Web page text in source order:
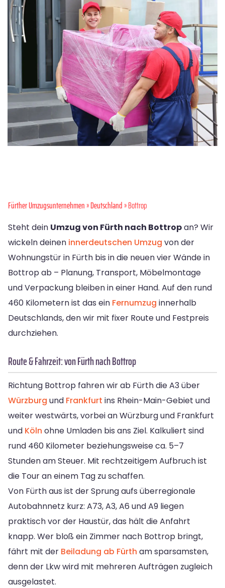
Fürther Umzugsunternehmen»Deutschland» Bottrop
Steht dein Umzug von Fürth nach Bottropan? Wir
wickeln deinen innerdeutschen Umzug von der
Wohnungstür in Fürth bis in die neuen vier Wände in
Bottrop ab – Planung, Transport, Möbelmontage
und Verpackung bleiben in einer Hand. Auf den rund
460 Kilometern ist das ein Fernumzug innerhalb
Deutschlands, den wir mit fixer Route und Festpreis
durchziehen.
Route & Fahrzeit: von Fürth nach Bottrop
Richtung Bottrop fahren wir ab Fürth die A3 über
Würzburg und Frankfurt ins Rhein-Main-Gebiet und
weiter westwärts, vorbei an Würzburg und Frankfurt
und Köln ohne Umladen bis ans Ziel. Kalkuliert sind
rund 460 Kilometer beziehungsweise ca. 5–7
Stunden am Steuer. Mit rechtzeitigem Aufbruch ist
die Tour an einem Tag zu schaffen.
Von Fürth aus ist der Sprung aufs überregionale
Autobahnnetz kurz: A73, A3, A6 und A9 liegen
praktisch vor der Haustür, das hält die Anfahrt
knapp. Wer bloß ein Zimmer nach Bottrop bringt,
fährt mit der Beiladung ab Fürth am sparsamsten,
denn der Lkw wird mit mehreren Aufträgen zugleich
ausgelastet.